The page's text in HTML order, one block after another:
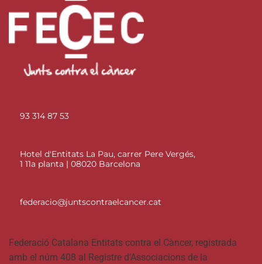
93 314 87 53
Hotel d'Entitats La Pau, carrer Pere Vergés,
1 11a planta | 08020 Barcelona
federacio@juntscontraelcancer.cat
Federació Catalana Entitats contra el Càncer, registrada
amb el núm 408 al Registre d’Associacions de la